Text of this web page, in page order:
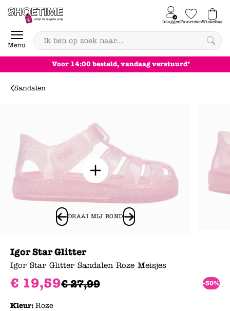
Skip to content
Menu
InloggenFavorietenWinkeltas
0
Achteraf betalen
Sandalen
DRAAI MIJ ROND
Igor Star Glitter
Igor Star Glitter Sandalen Roze Meisjes
€ 19,59€ 27,99 -30%
Kleur: Roze